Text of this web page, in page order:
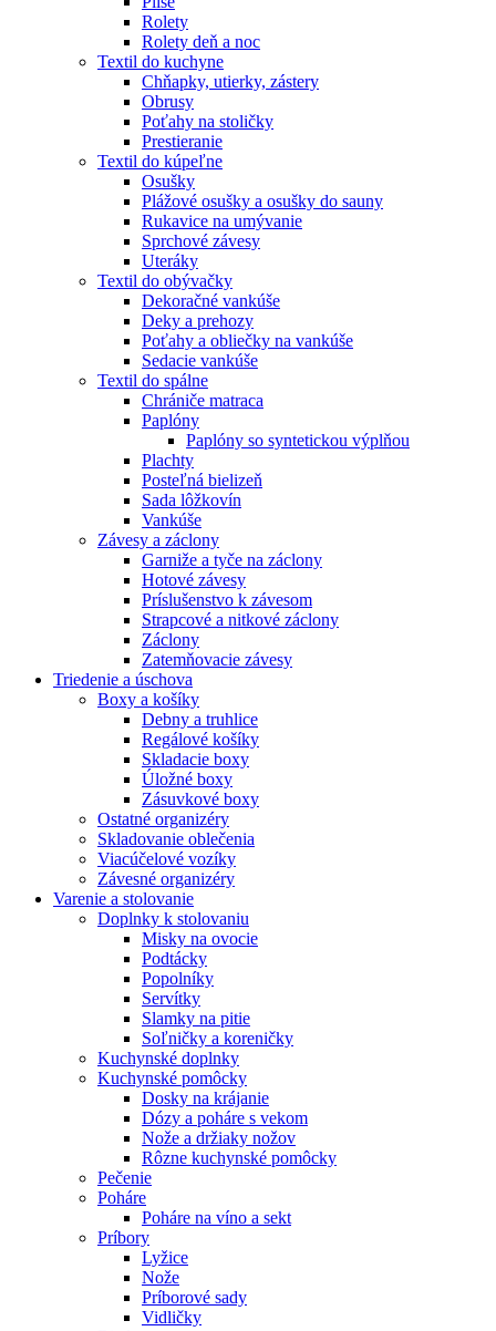
Rolety
Rolety deň a noc
Textil do kuchyne
Chňapky, utierky, zástery
Obrusy
Poťahy na stoličky
Prestieranie
Textil do kúpeľne
Osušky
Plážové osušky a osušky do sauny
Rukavice na umývanie
Sprchové závesy
Uteráky
Textil do obývačky
Dekoračné vankúše
Deky a prehozy
Poťahy a obliečky na vankúše
Sedacie vankúše
Textil do spálne
Chrániče matraca
Paplóny
Paplóny so syntetickou výplňou
Plachty
Posteľná bielizeň
Sada lôžkovín
Vankúše
Závesy a záclony
Garniže a tyče na záclony
Hotové závesy
Príslušenstvo k závesom
Strapcové a nitkové záclony
Záclony
Zatemňovacie závesy
Triedenie a úschova
Boxy a košíky
Debny a truhlice
Regálové košíky
Skladacie boxy
Úložné boxy
Zásuvkové boxy
Ostatné organizéry
Skladovanie oblečenia
Viacúčelové vozíky
Závesné organizéry
Varenie a stolovanie
Doplnky k stolovaniu
Misky na ovocie
Podtácky
Popolníky
Servítky
Slamky na pitie
Soľničky a koreničky
Kuchynské doplnky
Kuchynské pomôcky
Dosky na krájanie
Dózy a poháre s vekom
Nože a držiaky nožov
Rôzne kuchynské pomôcky
Pečenie
Poháre
Poháre na víno a sekt
Príbory
Lyžice
Nože
Príborové sady
Vidličky